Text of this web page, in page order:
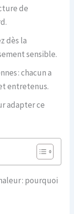
de
dès la
sensible.
: chacun a
entretenus.
adapter ce
: pourquoi